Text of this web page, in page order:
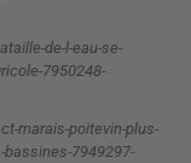
de-l-eau-se-
7950248-
marais-poitevin-plus-
7949297-